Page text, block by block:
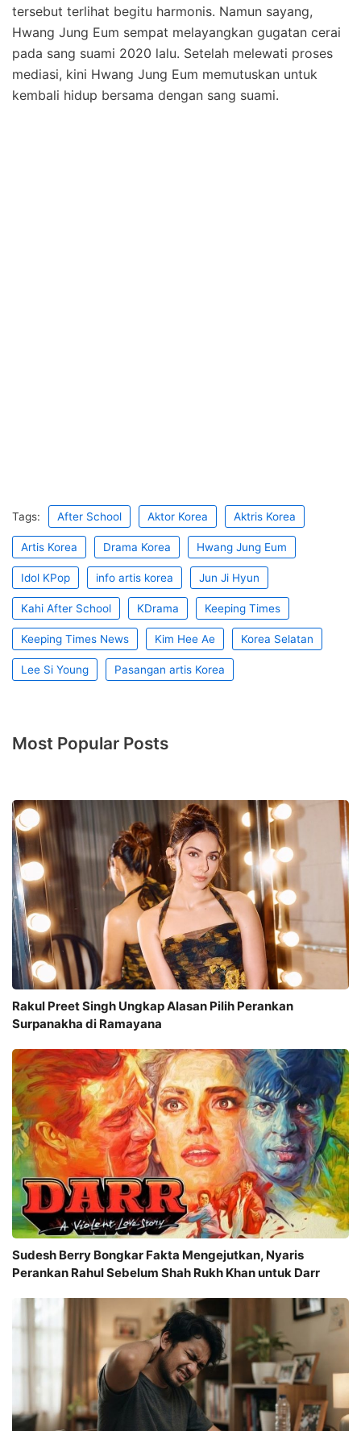
tersebut terlihat begitu harmonis. Namun sayang,
Hwang Jung Eum sempat melayangkan gugatan cerai
pada sang suami 2020 lalu. Setelah melewati proses
mediasi, kini Hwang Jung Eum memutuskan untuk
kembali hidup bersama dengan sang suami.
Tags: After School Aktor Korea Aktris Korea
Artis Korea Drama Korea Hwang Jung Eum
Idol KPop info artis korea Jun Ji Hyun
Kahi After School KDrama Keeping Times
Keeping Times News Kim Hee Ae Korea Selatan
Lee Si Young Pasangan artis Korea
Most Popular Posts
Rakul Preet Singh Ungkap Alasan Pilih Perankan
Surpanakha di Ramayana
Sudesh Berry Bongkar Fakta Mengejutkan, Nyaris
Perankan Rahul Sebelum Shah Rukh Khan untuk Darr